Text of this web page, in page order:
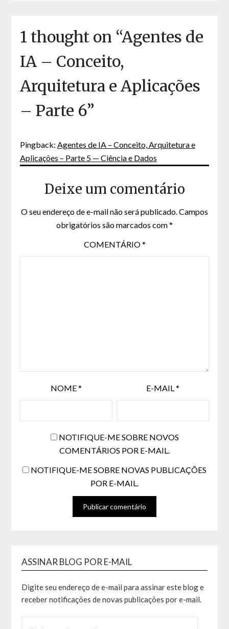
1 thought on “Agentes de
IA – Conceito,
Arquitetura e Aplicações
– Parte 6”
Pingback: Agentes de IA – Conceito, Arquitetura e
Aplicações – Parte 5 — Ciência e Dados
Deixe um comentário
O seu endereço de e-mail não será publicado. Campos
obrigatórios são marcados com*
COMENTÁRIO*
NOME* E-MAIL*
NOTIFIQUE-ME SOBRE NOVOS
COMENTÁRIOS POR E-MAIL.
NOTIFIQUE-ME SOBRE NOVAS PUBLICAÇÕES
POR E-MAIL.
ASSINAR BLOG POR E-MAIL
Digite seu endereço de e-mail para assinar este blog e
receber notificações de novas publicações por e-mail.